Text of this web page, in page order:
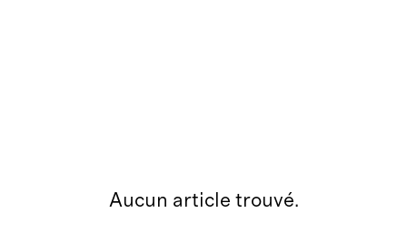
Aucun article trouvé.